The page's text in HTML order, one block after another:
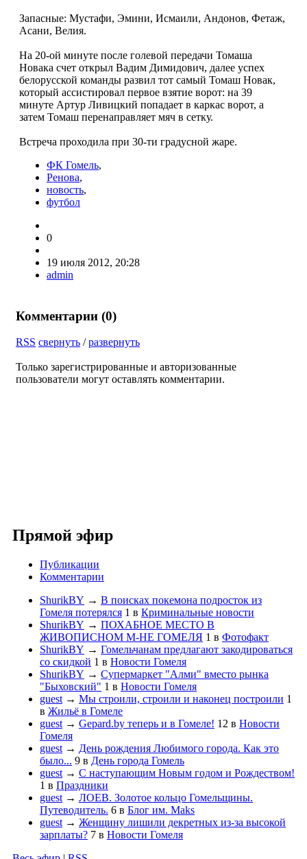
Запасные: Мустафи, Эмини, Исмаили, Андонов, Фетаж,
Асани, Велия.
На 20-ой минуте после голевой передачи Томаша
Новака счет открыл Вадим Димидович, далее успех
белорусской команды развил тот самый Томаш Новак,
который ассистировал первое взятие ворот: на 39
минуте Артур Ливицкий попадает в каркас ворот, а
затем Томаш перенаправляет мяч в сетку.
Встреча проходила при 30-ти градусной жаре.
ФК Гомель,
Ренова,
новость,
футбол
0
19 июля 2012, 20:28
admin
Комментарии (0)
RSS свернуть /развернуть
Только зарегистрированные и авторизованные
пользователи могут оставлять комментарии.
Прямой эфир
Публикации
Комментарии
ShurikBY → В поисках покемона подросток из
Гомеля потерялся 1 в Криминальные новости
ShurikBY → ПОХАБНОЕ МЕСТО В
ЖИВОПИСНОМ М-НЕ ГОМЕЛЯ 1 в Фотофакт
ShurikBY → Гомельчанам предлагают закодироваться
со скидкой 1 в Новости Гомеля
ShurikBY → Супермаркет "Алми" вместо рынка
"Быховский" 1 в Новости Гомеля
guest → Мы строили, строили и наконец построили 1
в Жильё в Гомеле
guest → Gepard.by теперь и в Гомеле! 12 в Новости
Гомеля
guest → День рождения Любимого города. Как это
было... 9 в День города Гомель
guest → С наступающим Новым годом и Рождеством!
1 в Праздники
guest → ЛОЕВ. Золотое кольцо Гомельщины.
Путеводитель. 6 в Блог им. Maks
guest → Женщину лишили декретных из-за высокой
зарплаты? 7 в Новости Гомеля